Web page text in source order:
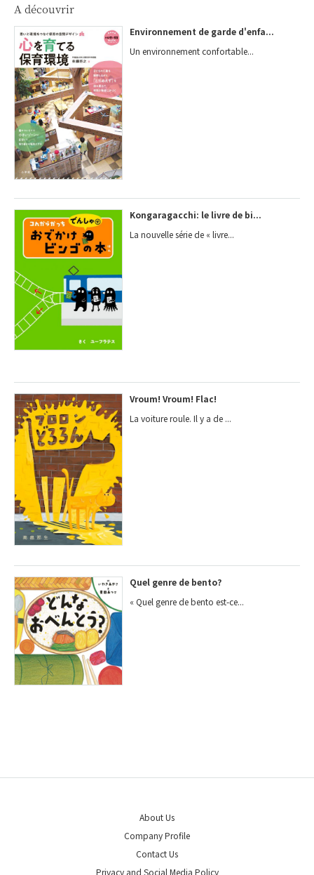
A découvrir
Environnement de garde d'enfa...
Un environnement confortable...
Kongaragacchi: le livre de bi...
La nouvelle série de « livre...
Vroum! Vroum! Flac!
La voiture roule. Il y a de ...
Quel genre de bento?
« Quel genre de bento est-ce...
About Us
Company Profile
Contact Us
Privacy and Social Media Policy